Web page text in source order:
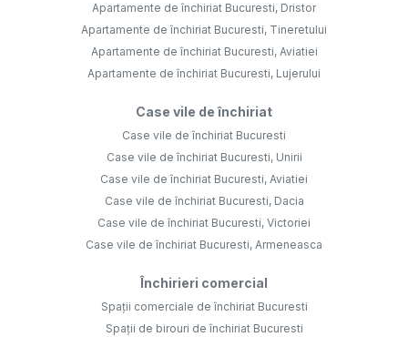
Apartamente de închiriat Bucuresti, Dristor
Apartamente de închiriat Bucuresti, Tineretului
Apartamente de închiriat Bucuresti, Aviatiei
Apartamente de închiriat Bucuresti, Lujerului
Case vile de închiriat
Case vile de închiriat Bucuresti
Case vile de închiriat Bucuresti, Unirii
Case vile de închiriat Bucuresti, Aviatiei
Case vile de închiriat Bucuresti, Dacia
Case vile de închiriat Bucuresti, Victoriei
Case vile de închiriat Bucuresti, Armeneasca
Închirieri comercial
Spații comerciale de închiriat Bucuresti
Spații de birouri de închiriat Bucuresti